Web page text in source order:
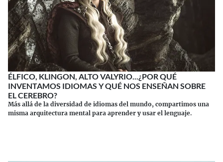
ÉLFICO, KLINGON, ALTO VALYRIO...¿POR QUÉ
INVENTAMOS IDIOMAS Y QUÉ NOS ENSEÑAN SOBRE
EL CEREBRO?
Más allá de la diversidad de idiomas del mundo, compartimos una
misma arquitectura mental para aprender y usar el lenguaje.